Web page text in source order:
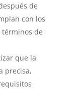
de
con los
términos de
que la
precisa,